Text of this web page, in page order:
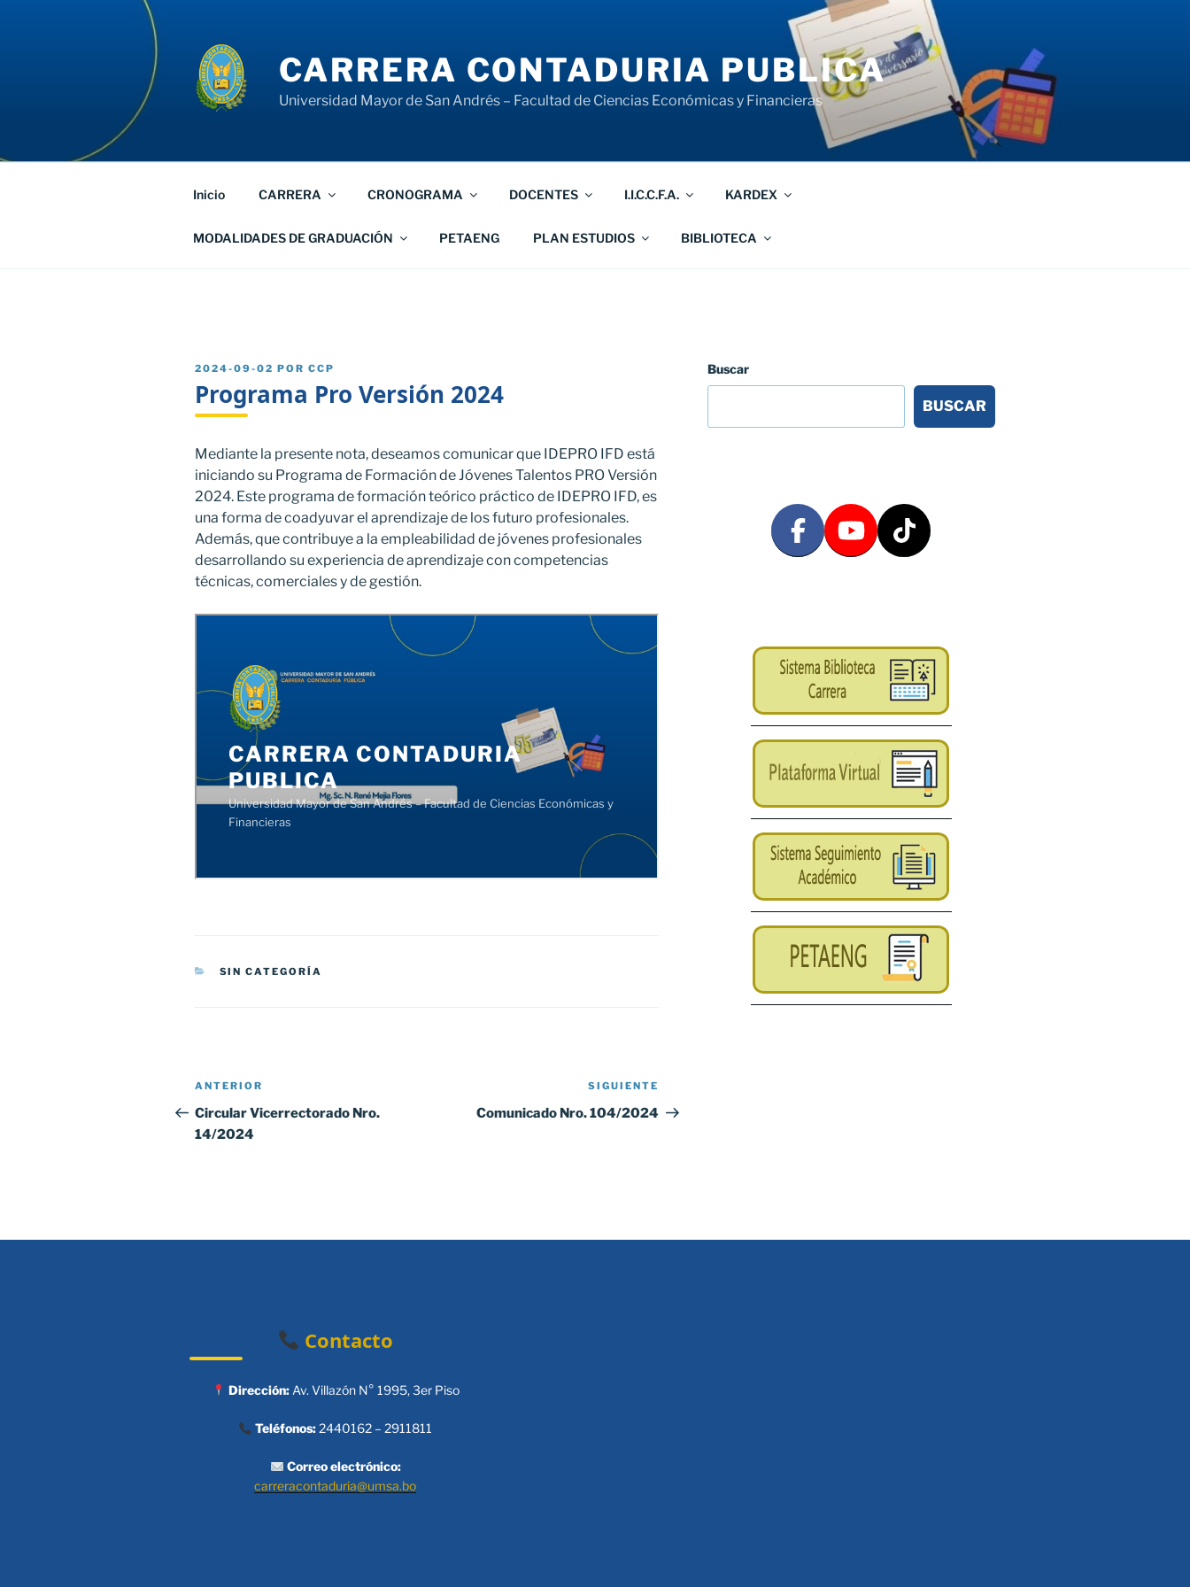
CARRERA CONTADURIA PUBLICA
Universidad Mayor de San Andrés – Facultad de Ciencias Económicas y Financieras
Inicio CARRERA CRONOGRAMA DOCENTES I.I.C.C.F.A. KARDEX
MODALIDADES DE GRADUACIÓN PETAENG PLAN ESTUDIOS BIBLIOTECA
PUBLICADO
2024-09-02 POR CCP
Programa Pro Versión 2024
Mediante la presente nota, deseamos comunicar que IDEPRO IFD está
iniciando su Programa de Formación de Jóvenes Talentos PRO Versión
2024. Este programa de formación teórico práctico de IDEPRO IFD, es
una forma de coadyuvar el aprendizaje de los futuro profesionales.
Además, que contribuye a la empleabilidad de jóvenes profesionales
desarrollando su experiencia de aprendizaje con competencias
técnicas, comerciales y de gestión.
CATEGORÍAS
SIN CATEGORÍA
Navegación
de
entradas
Entrada
anterior:
ANTERIOR
Circular Vicerrectorado Nro.
14/2024
entrada
SIGUIENTE
Comunicado Nro. 104/2024
Buscar
BUSCAR
Contacto
Dirección:Av. Villazón N° 1995, 3er Piso
Teléfonos:2440162 – 2911811
Correo electrónico:
carreracontaduria@umsa.bo